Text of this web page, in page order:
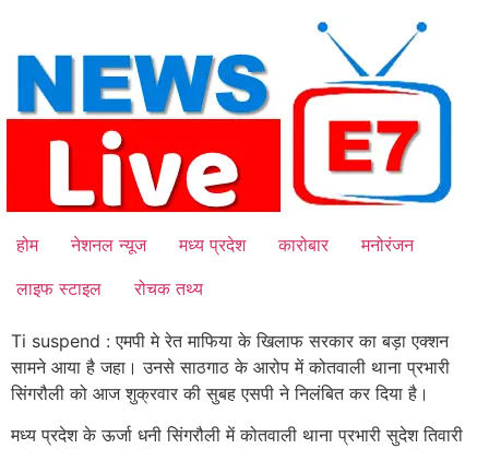
content
होम नेशनल न्यूज मध्य प्रदेश कारोबार
मनोरंजन
लाइफ स्टाइल
रोचक तथ्य
Ti suspend : एमपी मे रेत माफिया के खिलाफ सरकार का बड़ा एक्शन
सामने आया है जहा। उनसे साठगाठ के आरोप में कोतवाली थाना प्रभारी
सिंगरौली को आज शुक्रवार की सुबह एसपी ने निलंबित कर दिया है।
मध्य प्रदेश के ऊर्जा धनी सिंगरौली में कोतवाली थाना प्रभारी सुदेश तिवारी